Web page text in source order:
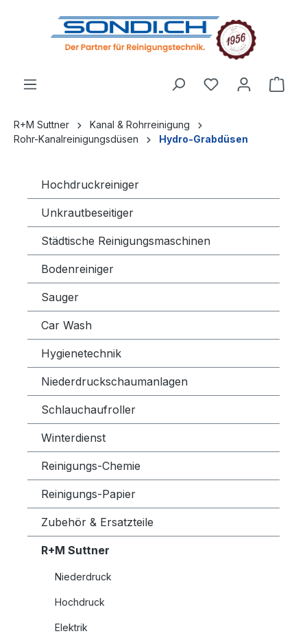
springen
R+M Suttner
Kanal & Rohrreinigung
Rohr-Kanalreinigungsdüsen
Hydro-Grabdüsen
Hochdruckreiniger
Unkrautbeseitiger
Städtische Reinigungsmaschinen
Bodenreiniger
Sauger
Car Wash
Hygienetechnik
Niederdruckschaumanlagen
Schlauchaufroller
Winterdienst
Reinigungs-Chemie
Reinigungs-Papier
Zubehör & Ersatzteile
R+M Suttner
Niederdruck
Hochdruck
Elektrik